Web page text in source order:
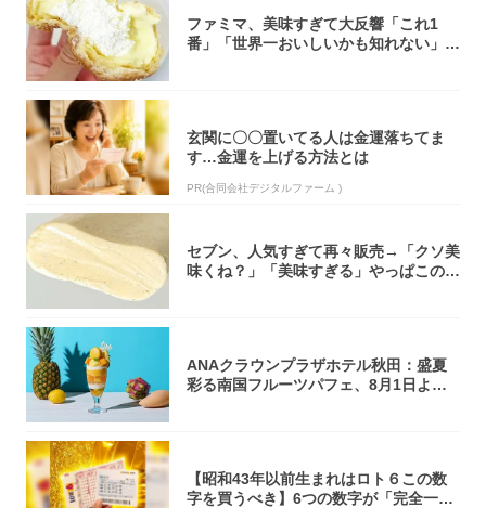
ファミマ、美味すぎて大反響「これ1
番」「世界一おいしいかも知れない」
玄関に〇〇置いてる人は金運落ちてま
す…金運を上げる方法とは
PR(合同会社デジタルファーム )
セブン、人気すぎて再々販売→「クソ美
味くね？」「美味すぎる」やっぱこのク
ANAクラウンプラザホテル秋田：盛夏
彩る南国フルーツパフェ、8月1日より1
【昭和43年以前生まれはロト６この数
字を買うべき】6つの数字が「完全一